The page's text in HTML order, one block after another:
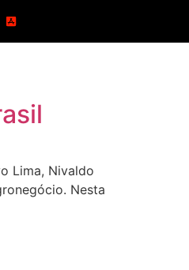
Lima, Nivaldo
Nesta